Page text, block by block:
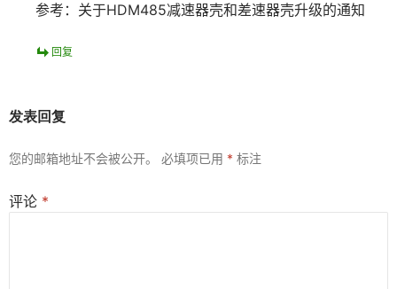
参考：关于HDM485减速器壳和差速器壳升级的通知
回复
发表回复
您的邮箱地址不会被公开。 必填项已用 * 标注
评论 *